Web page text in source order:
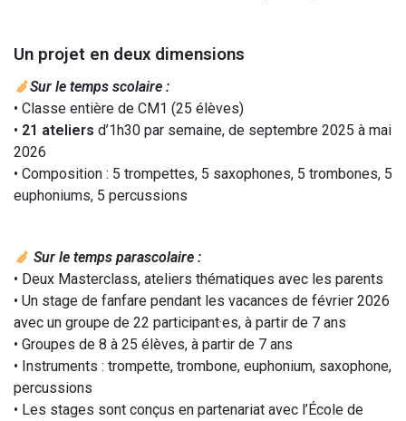
Un projet en deux dimensions
Sur le temps scolaire :
• Classe entière de CM1 (25 élèves)
• 21 ateliers d’1h30 par semaine, de septembre 2025 à mai
2026
• Composition : 5 trompettes, 5 saxophones, 5 trombones, 5
euphoniums, 5 percussions
Sur le temps parascolaire :
• Deux Masterclass, ateliers thématiques avec les parents
• Un stage de fanfare pendant les vacances de février 2026
avec un groupe de 22 participant·es, à partir de 7 ans
• Groupes de 8 à 25 élèves, à partir de 7 ans
• Instruments : trompette, trombone, euphonium, saxophone,
percussions
• Les stages sont conçus en partenariat avec l’École de